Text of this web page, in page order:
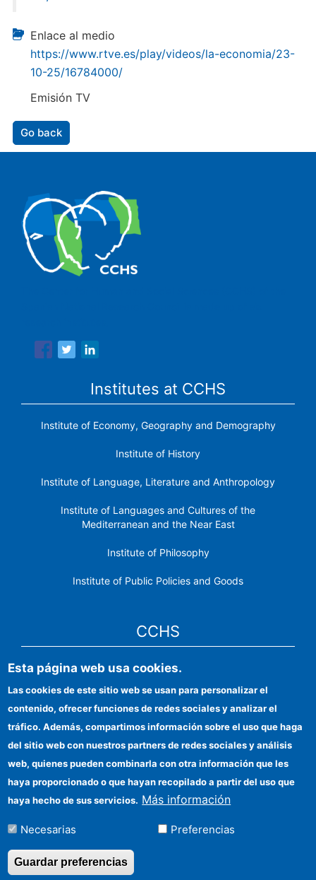
Enlace al medio
https://www.rtve.es/play/videos/la-economia/23-
10-25/16784000/
Emisión TV
Go back
Institutes at CCHS
Institute of Economy, Geography and Demography
Institute of History
Institute of Language, Literature and Anthropology
Institute of Languages ​​and Cultures of the
Mediterranean and the Near East
Institute of Philosophy
Institute of Public Policies and Goods
CCHS
CSIC Electronic Office
Institutional identity
Information for providers
FEDER funds
Funding entities
Contact
Location
Esta página web usa cookies.
Las cookies de este sitio web se usan para personalizar el
contenido, ofrecer funciones de redes sociales y analizar el
tráfico. Además, compartimos información sobre el uso que haga
del sitio web con nuestros partners de redes sociales y análisis
web, quienes pueden combinarla con otra información que les
haya proporcionado o que hayan recopilado a partir del uso que
haya hecho de sus servicios. Más información
Necesarias Preferencias
Guardar preferencias